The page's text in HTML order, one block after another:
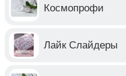
Космопрофи
Лайк Слайдеры